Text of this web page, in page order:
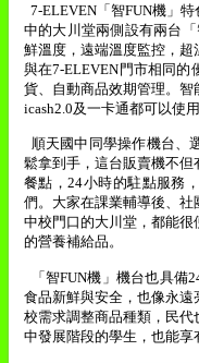
7-ELEVEN 「智FUN機」特
中的大川堂兩側設有兩台
鮮溫度，遠端溫度監控，
與在7-ELEVEN門市相同的
貨、自動商品效期管理。智
icash2.0及一卡通都可以使用
順天國中同學操作機台、
鬆拿到手，這台販賣機不
餐點，24小時的駐點服務
們。大家在課業輔導後、
中校門口的大川堂，都能
的營養補給品。
「智FUN機」機台也具備
食品新鮮與安全，也像永
校需求調整商品種類，民
中發展階段的學生，也能享